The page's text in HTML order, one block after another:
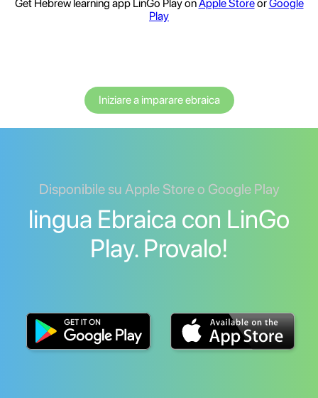
Get Hebrew learning app LinGo Play onApple StoreorGoogle
Play
Iniziare a imparare ebraica
Disponibile su Apple Store o Google Play
lingua Ebraica con LinGo
Play. Provalo!